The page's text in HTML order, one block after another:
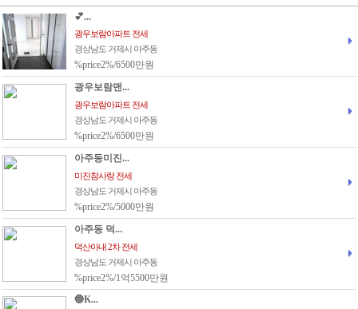
💕...
광우보람아파트 전세
경상남도 거제시 아주동
%price2%/6500만원
광우보람맨...
광우보람아파트 전세
경상남도 거제시 아주동
%price2%/6500만원
아주동미진...
미진참사랑 전세
경상남도 거제시 아주동
%price2%/5000만원
아주동 덕...
덕산아내 2차 전세
경상남도 거제시 아주동
%price2%/1억5500만원
🔵K...